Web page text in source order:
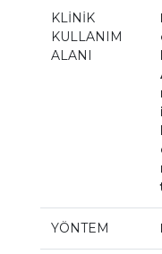
KLİNİK
KULLANIM
ALANI
YÖNTEM